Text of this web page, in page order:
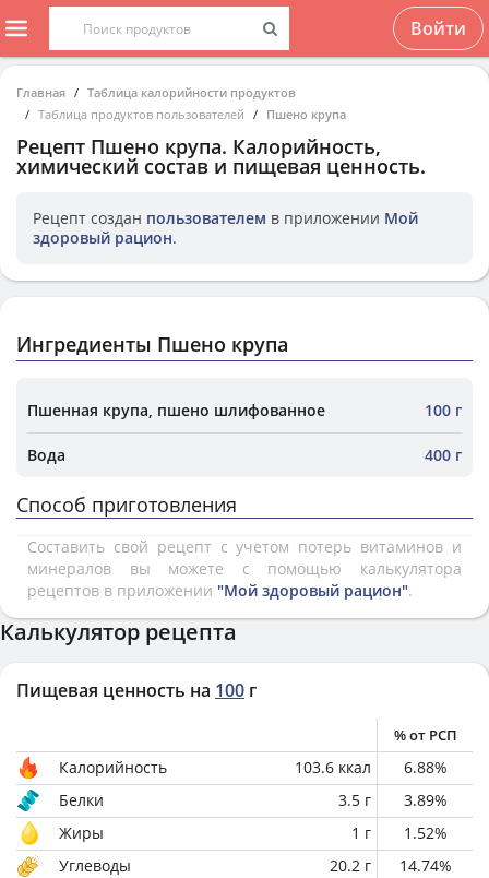
Войти
Главная
Таблица калорийности продуктов
Таблица продуктов пользователей
Пшено крупа
Рецепт Пшено крупа. Калорийность,
химический состав и пищевая ценность.
Рецепт создан пользователем в приложении Мой
здоровый рацион.
Ингредиенты Пшено крупа
Пшенная крупа, пшено шлифованное 100 г
Вода 400 г
Способ приготовления
Составить свой рецепт с учетом потерь витаминов и
минералов вы можете с помощью калькулятора
рецептов в приложении "Мой здоровый рацион".
Калькулятор рецепта
Пищевая ценность на 100 г
% от РСП
Калорийность 103.6 ккал 6.88%
Белки
3.5 г 3.89%
Жиры
1 г 1.52%
Углеводы
20.2 г 14.74%